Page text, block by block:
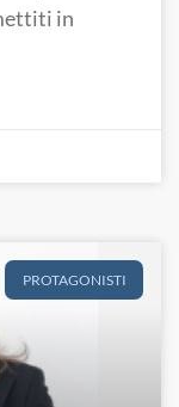
in
PROTAGONISTI